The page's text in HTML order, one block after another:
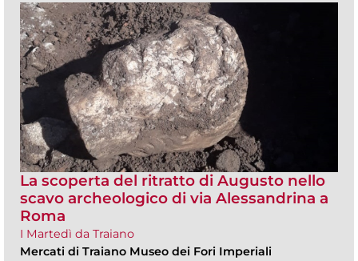
La scoperta del ritratto di Augusto nello
scavo archeologico di via Alessandrina a
Roma
I Martedì da Traiano
Mercati di Traiano Museo dei Fori Imperiali